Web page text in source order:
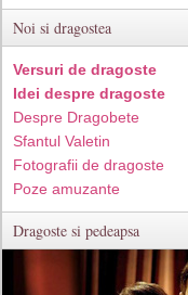
Noi si dragostea
Versuri de dragoste
Idei despre dragoste
Despre Dragobete
Sfantul Valetin
Fotografii de dragoste
Poze amuzante
Dragoste si pedeapsa